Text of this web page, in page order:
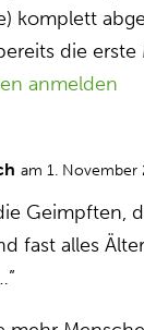
komplett
die erste
anmelden
am 1. November
Geimpften,
fast alles